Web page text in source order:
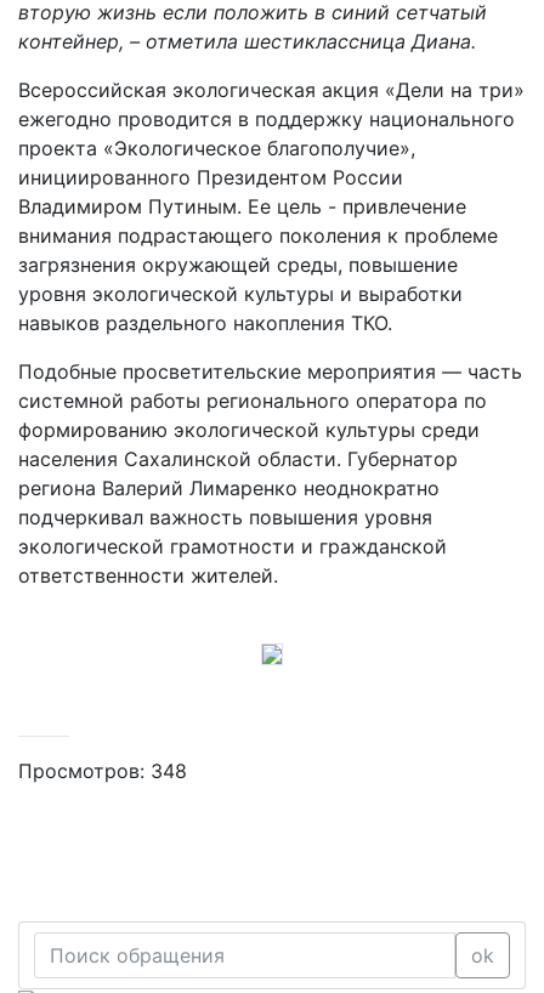
вторую жизнь если положить в синий сетчатый
контейнер, – отметила шестиклассница Диана.
Всероссийская экологическая акция «Дели на три»
ежегодно проводится в поддержку национального
проекта «Экологическое благополучие»,
инициированного Президентом России
Владимиром Путиным. Ее цель - привлечение
внимания подрастающего поколения к проблеме
загрязнения окружающей среды, повышение
уровня экологической культуры и выработки
навыков раздельного накопления ТКО.
Подобные просветительские мероприятия — часть
системной работы регионального оператора по
формированию экологической культуры среди
населения Сахалинской области. Губернатор
региона Валерий Лимаренко неоднократно
подчеркивал важность повышения уровня
экологической грамотности и гражданской
ответственности жителей.
Просмотров: 348
ok